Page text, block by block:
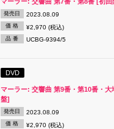
発売日 2023.08.09
価 格 ¥2,970 (税込)
品 番 UCBG-9394/5
DVD
マーラー: 交響曲 第9番・第10番・大
盤]
発売日 2023.08.09
価 格 ¥2,970 (税込)